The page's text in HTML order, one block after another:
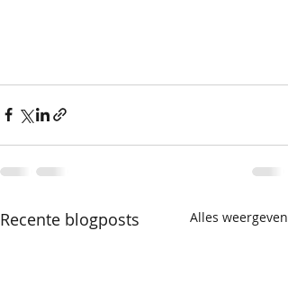
Recente blogposts Alles weergeven